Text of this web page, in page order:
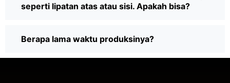
seperti lipatan atas atau sisi. Apakah bisa?
Berapa lama waktu produksinya?